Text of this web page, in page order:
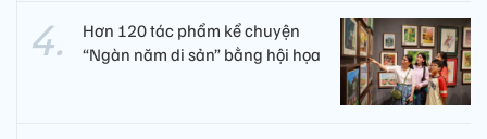
Hơn 120 tác phẩm kể chuyện
“Ngàn năm di sản” bằng hội họa